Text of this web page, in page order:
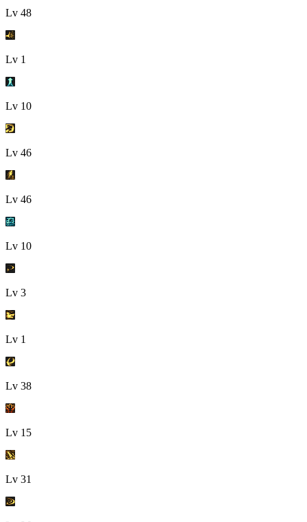
Lv 48
Lv 1
Lv 10
Lv 46
Lv 46
Lv 10
Lv 3
Lv 1
Lv 38
Lv 15
Lv 31